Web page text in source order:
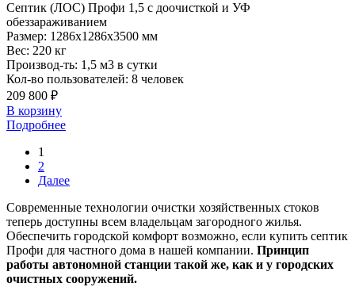
Септик (ЛОС) Профи 1,5 с доочисткой и УФ
обеззараживанием
Размер: 1286x1286x3500 мм
Вес: 220 кг
Производ-ть: 1,5 м3 в сутки
Кол-во пользователей: 8 человек
209 800 ₽
В корзину
Подробнее
1
2
Далее
Современные технологии очистки хозяйственных стоков
теперь доступны всем владельцам загородного жилья.
Обеспечить городской комфорт возможно, если купить септик
Профи для частного дома в нашей компании. Принцип
работы автономной станции такой же, как и у городских
очистных сооружений.